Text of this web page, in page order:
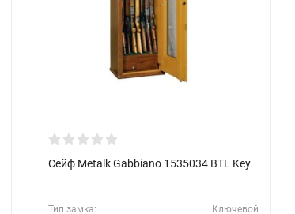
Сейф Metalk Gabbiano 1535034 BTL Key
Тип замка: Ключевой